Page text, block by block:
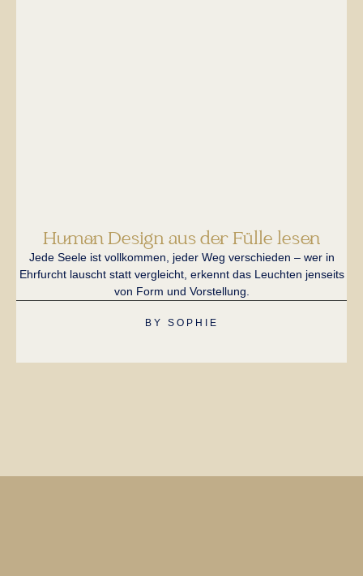
Human Design aus der Fülle lesen
Jede Seele ist vollkommen, jeder Weg verschieden – wer in
Ehrfurcht lauscht statt vergleicht, erkennt das Leuchten jenseits
von Form und Vorstellung.
BY SOPHIE